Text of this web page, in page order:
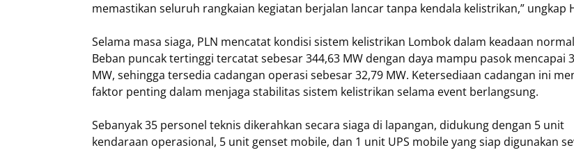
memastikan seluruh rangkaian kegiatan berjalan lancar tanpa kendala kelistrikan,” ungkap
Selama masa siaga, PLN mencatat kondisi sistem kelistrikan Lombok dalam keadaan
Beban puncak tertinggi tercatat sebesar 344,63 MW dengan daya mampu pasok mencapai
MW, sehingga tersedia cadangan operasi sebesar 32,79 MW. Ketersediaan cadangan ini
faktor penting dalam menjaga stabilitas sistem kelistrikan selama event berlangsung.
Sebanyak 35 personel teknis dikerahkan secara siaga di lapangan, didukung dengan 5 unit
kendaraan operasional, 5 unit genset mobile, dan 1 unit UPS mobile yang siap digunakan